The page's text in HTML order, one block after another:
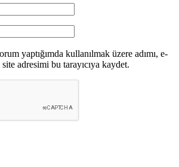
yaptığımda kullanılmak üzere adımı, e-
adresimi bu tarayıcıya kaydet.